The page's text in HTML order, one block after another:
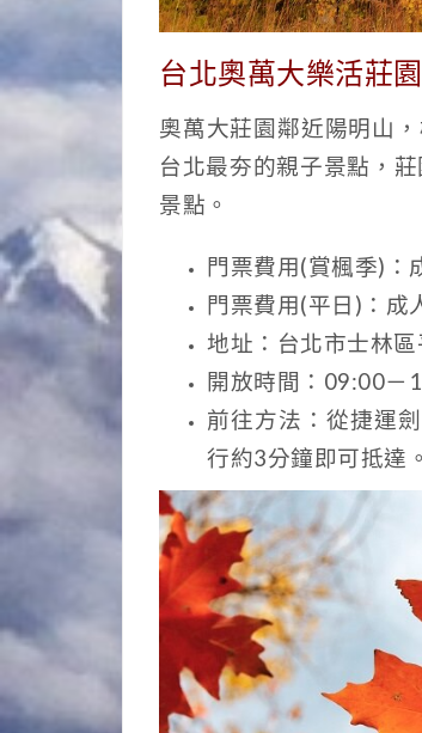
台北奧萬大樂活莊園
奧萬大莊園鄰近陽明山
台北最夯的親子景點，
景點。
門票費用(賞楓季)
門票費用(平日)：
地址：台北市士林
開放時間：09:00－
前往方法：從捷運
行約3分鐘即可抵達。